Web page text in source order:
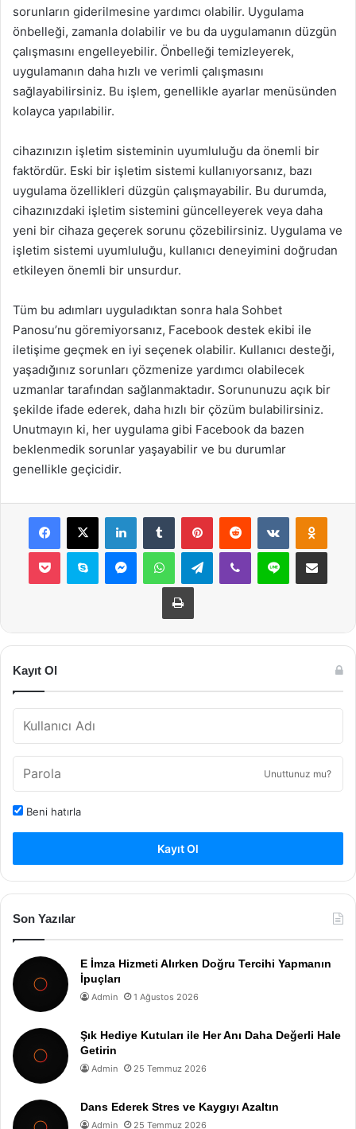
sorunların giderilmesine yardımcı olabilir. Uygulama
önbelleği, zamanla dolabilir ve bu da uygulamanın düzgün
çalışmasını engelleyebilir. Önbelleği temizleyerek,
uygulamanın daha hızlı ve verimli çalışmasını
sağlayabilirsiniz. Bu işlem, genellikle ayarlar menüsünden
kolayca yapılabilir.
cihazınızın işletim sisteminin uyumluluğu da önemli bir
faktördür. Eski bir işletim sistemi kullanıyorsanız, bazı
uygulama özellikleri düzgün çalışmayabilir. Bu durumda,
cihazınızdaki işletim sistemini güncelleyerek veya daha
yeni bir cihaza geçerek sorunu çözebilirsiniz. Uygulama ve
işletim sistemi uyumluluğu, kullanıcı deneyimini doğrudan
etkileyen önemli bir unsurdur.
Tüm bu adımları uyguladıktan sonra hala Sohbet
Panosu’nu göremiyorsanız, Facebook destek ekibi ile
iletişime geçmek en iyi seçenek olabilir. Kullanıcı desteği,
yaşadığınız sorunları çözmenize yardımcı olabilecek
uzmanlar tarafından sağlanmaktadır. Sorununuzu açık bir
şekilde ifade ederek, daha hızlı bir çözüm bulabilirsiniz.
Unutmayın ki, her uygulama gibi Facebook da bazen
beklenmedik sorunlar yaşayabilir ve bu durumlar
genellikle geçicidir.
Facebook
X LinkedInTumblr PinterestReddit VKontakte
Pocket Skype MessengerWhatsAppTelegramViber Line E-Posta ile
Yazdır
Kayıt Ol
Unuttunuz mu?
Beni hatırla
Kayıt Ol
Son Yazılar
E İmza Hizmeti Alırken Doğru Tercihi Yapmanın
İpuçları
Admin 1 Ağustos 2026
Şık Hediye Kutuları ile Her Anı Daha Değerli Hale
Getirin
Admin 25 Temmuz 2026
Dans Ederek Stres ve Kaygıyı Azaltın
Admin 25 Temmuz 2026